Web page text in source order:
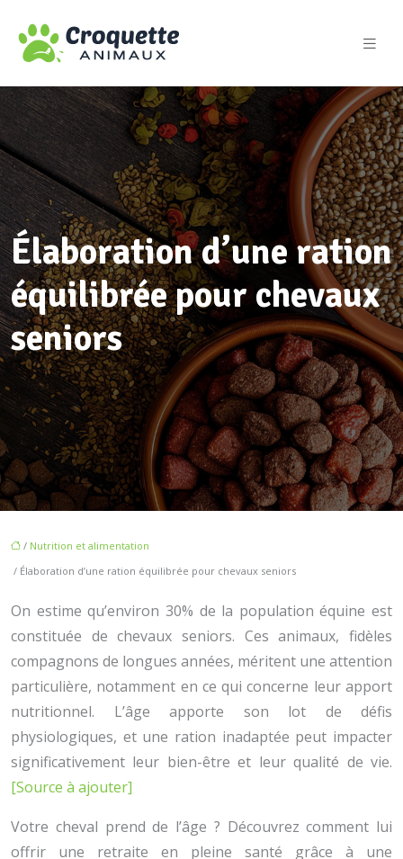
Élaboration d’une ration
équilibrée pour chevaux
seniors
/ Nutrition et alimentation
/ Élaboration d’une ration équilibrée pour chevaux seniors
On estime qu’environ 30% de la population équine est
constituée de chevaux seniors. Ces animaux, fidèles
compagnons de longues années, méritent une attention
particulière, notamment en ce qui concerne leur apport
nutritionnel. L’âge apporte son lot de défis
physiologiques, et une ration inadaptée peut impacter
significativement leur bien-être et leur qualité de vie.
[Source à ajouter]
Votre cheval prend de l’âge ? Découvrez comment lui
offrir une retraite en pleine santé grâce à une